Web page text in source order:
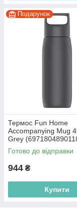
Подарунок
Термос Fun Home
Accompanying Mug
Grey
Готово до відправки
944 ₴
Купити